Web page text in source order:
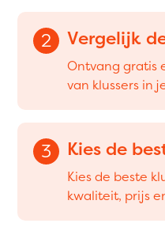
2 Vergelijk
Ontvang gratis
van klussers in
3 Kies de
Kies de beste
kwaliteit, prijs